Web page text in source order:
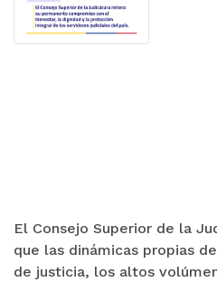
El Consejo Superior de la
que las dinámicas propias
de justicia, los altos